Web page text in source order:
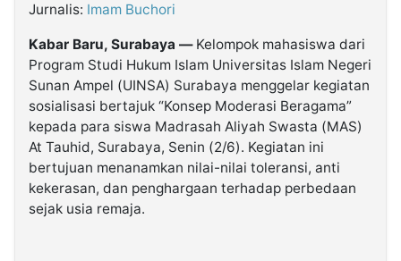
Kabarbaru.co
2026
Kabarbaru
Media
Holding
Jurnalis: Imam Buchori
Kabar Baru, Surabaya —Kelompok mahasiswa dari
Program Studi Hukum Islam Universitas Islam Negeri
Sunan Ampel (UINSA) Surabaya menggelar kegiatan
sosialisasi bertajuk “Konsep Moderasi Beragama”
kepada para siswa Madrasah Aliyah Swasta (MAS)
At Tauhid, Surabaya, Senin (2/6). Kegiatan ini
bertujuan menanamkan nilai-nilai toleransi, anti
kekerasan, dan penghargaan terhadap perbedaan
sejak usia remaja.